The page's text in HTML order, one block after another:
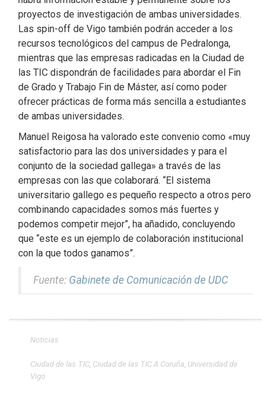
proyectos de investigación de ambas universidades.
Las spin-off de Vigo también podrán acceder a los
recursos tecnológicos del campus de Pedralonga,
mientras que las empresas radicadas en la Ciudad de
las TIC dispondrán de facilidades para abordar el Fin
de Grado y Trabajo Fin de Máster, así como poder
ofrecer prácticas de forma más sencilla a estudiantes
de ambas universidades.
Manuel Reigosa ha valorado este convenio como «muy
satisfactorio para las dos universidades y para el
conjunto de la sociedad gallega» a través de las
empresas con las que colaborará. “El sistema
universitario gallego es pequeño respecto a otros pero
combinando capacidades somos más fuertes y
podemos competir mejor”, ha añadido, concluyendo
que “este es un ejemplo de colaboración institucional
con la que todos ganamos”.
Fuente: Gabinete de Comunicación de UDC
Noticias
Ciudad de las TIC, Ciudad de las TIC A Coruña, Universidad de
Vigo